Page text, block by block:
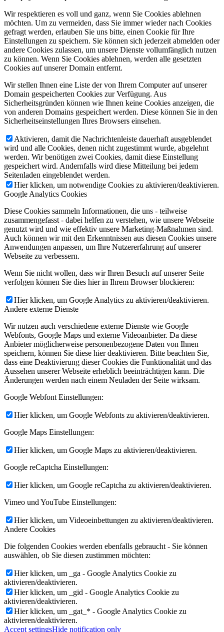
Wir respektieren es voll und ganz, wenn Sie Cookies ablehnen
möchten. Um zu vermeiden, dass Sie immer wieder nach Cookies
gefragt werden, erlauben Sie uns bitte, einen Cookie für Ihre
Einstellungen zu speichern. Sie können sich jederzeit abmelden oder
andere Cookies zulassen, um unsere Dienste vollumfänglich nutzen
zu können. Wenn Sie Cookies ablehnen, werden alle gesetzten
Cookies auf unserer Domain entfernt.
Wir stellen Ihnen eine Liste der von Ihrem Computer auf unserer
Domain gespeicherten Cookies zur Verfügung. Aus
Sicherheitsgründen können wie Ihnen keine Cookies anzeigen, die
von anderen Domains gespeichert werden. Diese können Sie in den
Sicherheitseinstellungen Ihres Browsers einsehen.
Aktivieren, damit die Nachrichtenleiste dauerhaft ausgeblendet
wird und alle Cookies, denen nicht zugestimmt wurde, abgelehnt
werden. Wir benötigen zwei Cookies, damit diese Einstellung
gespeichert wird. Andernfalls wird diese Mitteilung bei jedem
Seitenladen eingeblendet werden.
Hier klicken, um notwendige Cookies zu aktivieren/deaktivieren.
Google Analytics Cookies
Diese Cookies sammeln Informationen, die uns - teilweise
zusammengefasst - dabei helfen zu verstehen, wie unsere Webseite
genutzt wird und wie effektiv unsere Marketing-Maßnahmen sind.
Auch können wir mit den Erkenntnissen aus diesen Cookies unsere
Anwendungen anpassen, um Ihre Nutzererfahrung auf unserer
Webseite zu verbessern.
Wenn Sie nicht wollen, dass wir Ihren Besuch auf unserer Seite
verfolgen können Sie dies hier in Ihrem Browser blockieren:
Hier klicken, um Google Analytics zu aktivieren/deaktivieren.
Andere externe Dienste
Wir nutzen auch verschiedene externe Dienste wie Google
Webfonts, Google Maps und externe Videoanbieter. Da diese
Anbieter möglicherweise personenbezogene Daten von Ihnen
speichern, können Sie diese hier deaktivieren. Bitte beachten Sie,
dass eine Deaktivierung dieser Cookies die Funktionalität und das
Aussehen unserer Webseite erheblich beeinträchtigen kann. Die
Änderungen werden nach einem Neuladen der Seite wirksam.
Google Webfont Einstellungen:
Hier klicken, um Google Webfonts zu aktivieren/deaktivieren.
Google Maps Einstellungen:
Hier klicken, um Google Maps zu aktivieren/deaktivieren.
Google reCaptcha Einstellungen:
Hier klicken, um Google reCaptcha zu aktivieren/deaktivieren.
Vimeo und YouTube Einstellungen:
Hier klicken, um Videoeinbettungen zu aktivieren/deaktivieren.
Andere Cookies
Die folgenden Cookies werden ebenfalls gebraucht - Sie können
auswählen, ob Sie diesen zustimmen möchten:
Hier klicken, um _ga - Google Analytics Cookie zu
aktivieren/deaktivieren.
Hier klicken, um _gid - Google Analytics Cookie zu
aktivieren/deaktivieren.
Hier klicken, um _gat_* - Google Analytics Cookie zu
aktivieren/deaktivieren.
Accept settingsHide notification only